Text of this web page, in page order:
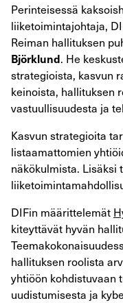
Perinteisessä
liiketoimintajohtaja,
Reiman hallituksen
Björklund. He
strategioista, kasvun
keinoista, hallituksen
vastuullisuudesta ja
Kasvun strategioita
listaamattomien
näkökulmista. Lisäksi
DIFin määrittelemät
kiteyttävät hyvän
hallituksen roolista
yhtiöön kohdistuvaan
uudistumisesta ja